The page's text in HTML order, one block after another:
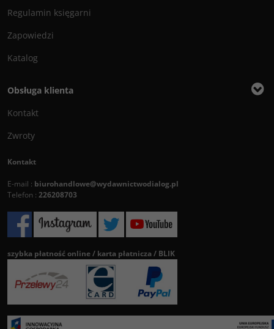
Regulamin księgarni
Zapowiedzi
Katalog
Obsługa klienta
Kontakt
Zwroty
Kontakt
E-mail : biurohandlowe@wydawnictwodialog.pl
Telefon : 226208703
szybka płatność online / karta płatnicza / BLIK